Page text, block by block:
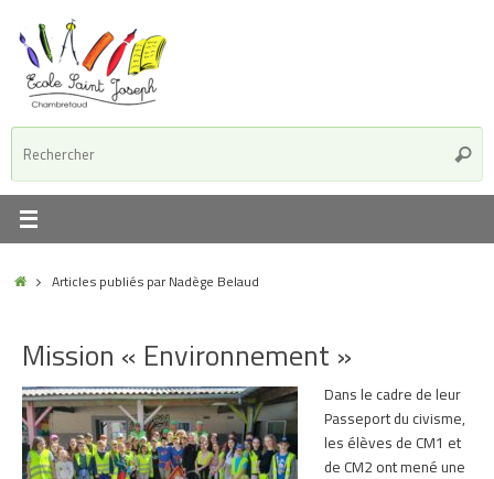
contenu
:
AccueilArticles publiés par Nadège Belaud
Mission « Environnement »
Dans le cadre de leur
Passeport du civisme,
les élèves de CM1 et
de CM2 ont mené une